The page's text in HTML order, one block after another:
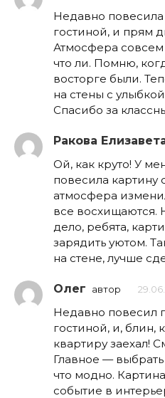
Недавно повесила
гостиной, и прям
Атмосфера совсем
что ли. Помню,
восторге были.
на стены с
Спасибо за
Ракова
Ой, как круто! У
повесила картину
атмосфера
все восхищаются.
дело, ребята,
зарядить уютом.
на стене, лучше
Олег автор
Недавно повесил
гостиной, и, блин,
квартиру заехал!
Главное —
что модно.
событие в